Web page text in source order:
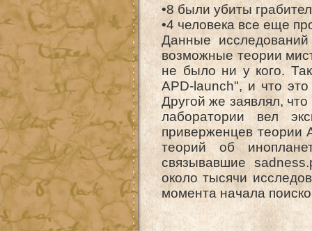
•8 были убиты
•4 человека все еще
Данные
возможные теории
не было ни у кого.
APD-launch", и что
Другой же заявлял,
лаборатории вел
приверженцев теории
теорий об
связывавшие
около тысячи
момента начала